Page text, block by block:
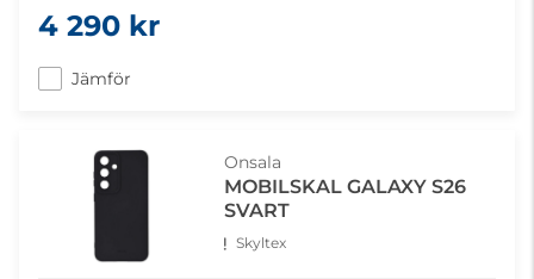
4 290 kr
Jämför
Onsala
MOBILSKAL GALAXY S26
SVART
Skyltex